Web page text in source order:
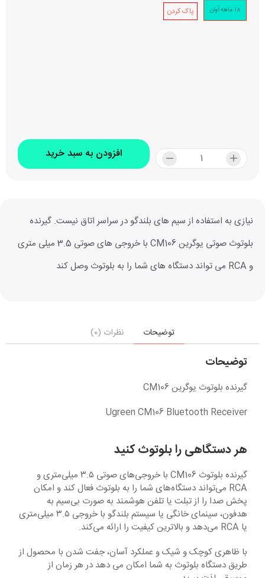
18 ماهه اُوان پاک کردن
افزودن به سبد خرید
نیازی به استفاده از سیم های بلندگو در سراسر اتاق نیست. گیرنده
بلوتوث صوتی یوگرین CM106 با خروجی های صوتی 3.5 میلی متری
و RCA می تواند دستگاه های شما را به بلوتوث وصل کند
توضیحات نظرات (0)
توضیحات
گیرنده بلوتوث یوگرین CM106
Ugreen CM106 Bluetooth Receiver
هر دستگاهی را بلوتوث کنید
گیرنده بلوتوث CM106 با خروجی‌های صوتی ۳.۵ میلی‌متری و
RCA می‌تواند دستگاه‌های شما را به بلوتوث فعال کند و امکان
پخش صدا را از تبلت یا تلفن هوشمند به صورت بی‌سیم به
هدفون، سینمای خانگی یا سیستم بلندگو با خروجی ۳.۵ میلی‌متری
یا RCA می‌دهد و بالاترین کیفیت را ارائه می‌کند.
با ظاهری کوچک و شیک و عملکرد آسان، جفت شدن با محصول از
طریق دستگاه بلوتوث به شما امکان می دهد در هر زمان از